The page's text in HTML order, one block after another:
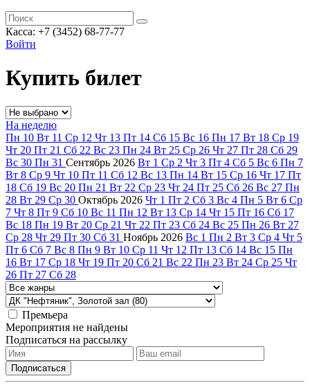
Касса: +7 (3452) 68-77-77
Войти
Купить билет
На неделю
Пн 10 Вт 11 Ср 12 Чт 13 Пт 14 Сб 15 Вс 16 Пн 17 Вт 18 Ср 19
Чт 20 Пт 21 Сб 22 Вс 23 Пн 24 Вт 25 Ср 26 Чт 27 Пт 28 Сб 29
Вс 30 Пн 31 Сентябрь 2026 Вт 1 Ср 2 Чт 3 Пт 4 Сб 5 Вс 6 Пн 7
Вт 8 Ср 9 Чт 10 Пт 11 Сб 12 Вс 13 Пн 14 Вт 15 Ср 16 Чт 17 Пт
18 Сб 19 Вс 20 Пн 21 Вт 22 Ср 23 Чт 24 Пт 25 Сб 26 Вс 27 Пн
28 Вт 29 Ср 30 Октябрь 2026 Чт 1 Пт 2 Сб 3 Вс 4 Пн 5 Вт 6 Ср
7 Чт 8 Пт 9 Сб 10 Вс 11 Пн 12 Вт 13 Ср 14 Чт 15 Пт 16 Сб 17
Вс 18 Пн 19 Вт 20 Ср 21 Чт 22 Пт 23 Сб 24 Вс 25 Пн 26 Вт 27
Ср 28 Чт 29 Пт 30 Сб 31 Ноябрь 2026 Вс 1 Пн 2 Вт 3 Ср 4 Чт 5
Пт 6 Сб 7 Вс 8 Пн 9 Вт 10 Ср 11 Чт 12 Пт 13 Сб 14 Вс 15 Пн
16 Вт 17 Ср 18 Чт 19 Пт 20 Сб 21 Вс 22 Пн 23 Вт 24 Ср 25 Чт
26 Пт 27 Сб 28
Премьера
Мероприятия не найдены
Подписаться на рассылку